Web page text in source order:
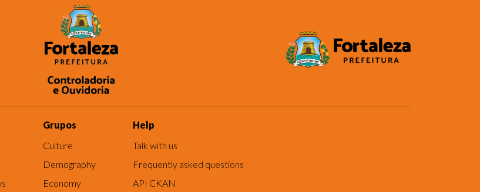
Grupos
Culture
Demography
Economy
Help
Talk with us
Frequently asked questions
API CKAN